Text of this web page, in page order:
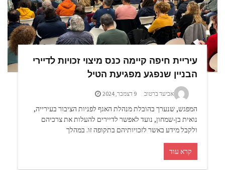
עיריית חיפה קיימה כנס מיצוי זכויות לדיירי
הבניין שנפגע מפגיעת הטיל
אביעד ברטוב 9 דצמבר, 2024
המפגש, שנערך בהובלת מנהלת האגף לפניות הציבור בעירייה,
נואית בן-שמחון, נועד לאפשר לדיירים להעלות את צרכיהם
ולקבל מידע באשר לזכויותיהם בתקופה זו. במהלך
קרא עוד